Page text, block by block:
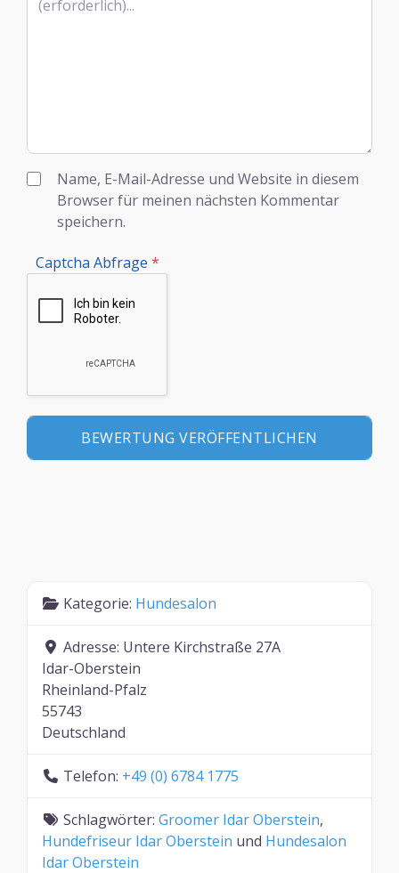
Name, E-Mail-Adresse und Website in diesem
Browser für meinen nächsten Kommentar
speichern.
Captcha Abfrage *
Kategorie: Hundesalon
Adresse: Untere Kirchstraße 27A
Idar-Oberstein
Rheinland-Pfalz
55743
Deutschland
Telefon: +49 (0) 6784 1775
Schlagwörter: Groomer Idar Oberstein,
Hundefriseur Idar Oberstein und Hundesalon
Idar Oberstein